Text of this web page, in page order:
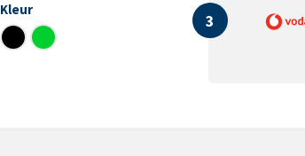
Kleur
3